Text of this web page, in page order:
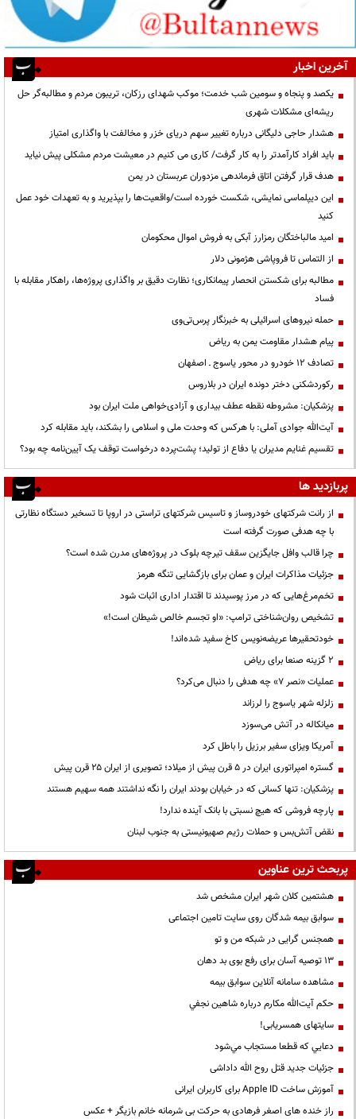
آخرین اخبار
یکصد و پنجاه و سومین شب خدمت؛ موکب شهدای رزکان، تریبون مردم و مطالبه‌گر حل
ریشه‌ای مشکلات شهری
هشدار حاجی دلیگانی درباره تغییر سهم دریای خزر و مخالفت با واگذاری امتیاز
باید افراد کارآمدتر را به کار گرفت/ کاری می کنیم در معیشت مردم مشکلی پیش نیاید
هدف قرار گرفتن اتاق‌ فرماندهی مزدوران عربستان در یمن
این دیپلماسی نمایشی، شکست خورده است/واقعیت‌ها را بپذیرید و به تعهدات خود عمل
کنید
امید مالباختگان رمزارز آبکی به فروش اموال محکومان
از التماس تا فروپاشی هژمونی دلار
مطالبه برای شکستن انحصار پیمانکاری؛ نظارت دقیق بر واگذاری پروژه‌ها، راهکار مقابله با
فساد
حمله نیروهای اسرائیلی به خبرنگار پرس‌تی‌وی
پیام هشدار مقاومت یمن به ریاض
تصادف ۱۲ خودرو در محور یاسوج ـ اصفهان
رکوردشکنی دختر دونده ایران در بلاروس
پزشکیان: مشروطه نقطه عطف بیداری و آزادی‌خواهی ملت ایران بود
آیت‌الله جوادی آملی: با هرکس که وحدت ملی و اسلامی را بشکند، باید مقابله کرد
تقسیم غنایم مدیران یا دفاع از تولید؛ پشت‌پرده درخواست توقف یک آیین‌نامه چه بود؟
پربازدید ها
از رانت‌ شرکتهای خودروساز و تاسیس شرکتهای تراستی در اروپا تا تسخیر دستگاه نظارتی
با چه هدفی صورت گرفته است
چرا قالب وافل جایگزین سقف تیرچه بلوک در پروژه‌های مدرن شده است؟
جزئیات مذاکرات ایران و عمان برای بازگشایی تنگه هرمز
تخم‌مرغ‌هایی که در مرز پوسیدند تا اقتدار اداری اثبات شود
تشخیص روان‌شناختی ترامپ: «او تجسم خالص شیطان است!»
خودتحقیرها عریضه‌نویس کاخ سفید شده‌اند!
۲ گزینه صنعا برای ریاض
عملیات «نصر ۷» چه هدفی را دنبال می‌کرد؟
زلزله شهر یاسوج را لرزاند
میانکاله در آتش می‌سوزد
آمریکا ویزای سفیر برزیل را باطل کرد
گستره امپراتوری ایران در ۵ قرن پیش از میلاد؛ تصویری از ایران ۲۵ قرن پیش
پزشکیان: تنها کسانی که در خیابان بودند ایران را نگه نداشتند همه سهیم هستند
پارچه فروشی که هیچ نسبتی با بانک آینده ندارد!
نقض آتش‌بس و حملات رژیم صهیونیستی به جنوب لبنان
پربحث ترین عناوین
هشتمین کلان شهر ایران مشخص شد
سوابق بیمه شدگان روی سایت تامین اجتماعی
همجنس گرایی در شبکه من و تو
13 توصیه آسان برای رفع بوی بد دهان
مشاهده سامانه آنلاين سوابق بیمه
حكم آيت‌الله مكارم درباره شاهين نجفي
سایتهای همسریابی!
دعايي كه قطعا مستجاب مي‌شود
جزئیات جدید قتل روح الله داداشی
آموزش ساخت Apple ID برای کاربران ایرانی
راز خنده های اصغر فرهادی به حرکت بی شرمانه خانم بازیگر + عکس